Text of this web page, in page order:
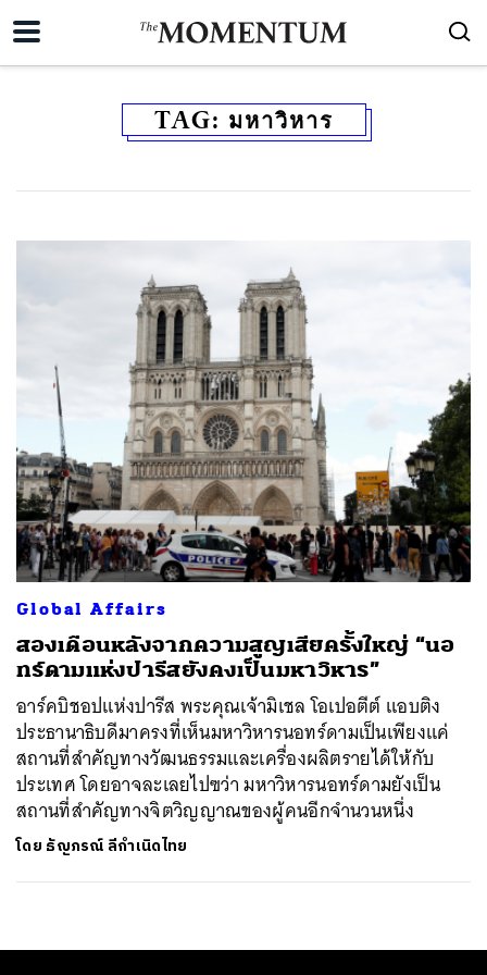
TAG: มหาวิหาร
Global Affairs
สองเดือนหลังจากความสูญเสียครั้งใหญ่ “นอ
ทร์ดามแห่งปารีสยังคงเป็นมหาวิหาร”
อาร์คบิชอปแห่งปารีส พระคุณเจ้ามิเชล โอเปอตีต์ แอบติง
ประธานาธิบดีมาครงที่เห็นมหาวิหารนอทร์ดามเป็นเพียงแค่
สถานที่สำคัญทางวัฒนธรรมและเครื่องผลิตรายได้ให้กับ
ประเทศ โดยอาจละเลยไปฃว่า มหาวิหารนอทร์ดามยังเป็น
สถานที่สำคัญทางจิตวิญญาณของผู้คนอีกจำนวนหนึ่ง
โดย ธัญภรณ์ ลีกำเนิดไทย
ค้นหา
SHARE TWEET LINE EMAIL